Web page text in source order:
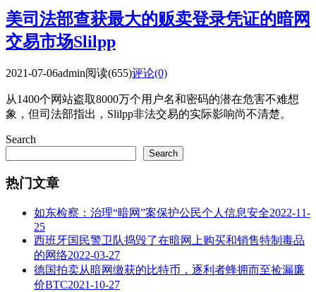
美司法部查获最大的贩卖登录凭证的暗网
交易市场Slilpp
2021-07-06admin阅读(655)评论(0)
从1400个网站盗取8000万个用户名和密码的潜在危害不难想
象，但司法部指出，Slilpp非法交易的实际影响尚不清楚。
Search
Search
热门文章
如东检察：治理“暗网”案保护公民个人信息安全2022-11-
25
西班牙国民警卫队捣毁了在暗网上购买和销售特制毒品
的网络2022-03-27
德国拍卖从暗网缴获的比特币，逐利者蜂拥而至捡漏廉
价BTC2021-10-27